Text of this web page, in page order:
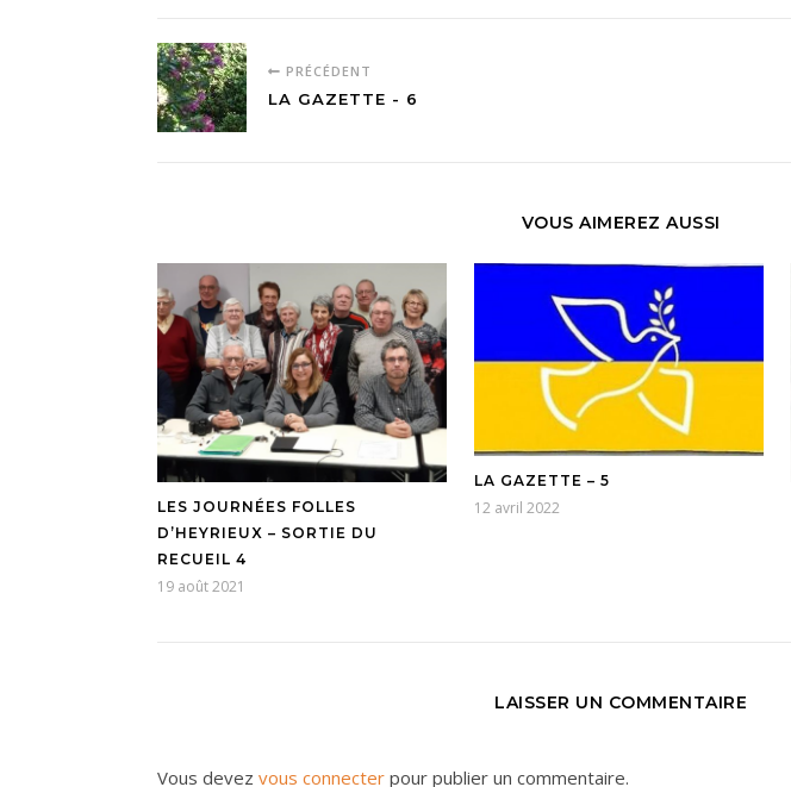
PRÉCÉDENT
LA GAZETTE - 6
VOUS AIMEREZ AUSSI
LES JOURNÉES FOLLES
D’HEYRIEUX – SORTIE DU
RECUEIL 4
19 août 2021
LA GAZETTE – 5
12 avril 2022
LAISSER UN COMMENTAIRE
Vous devez vous connecter pour publier un commentaire.